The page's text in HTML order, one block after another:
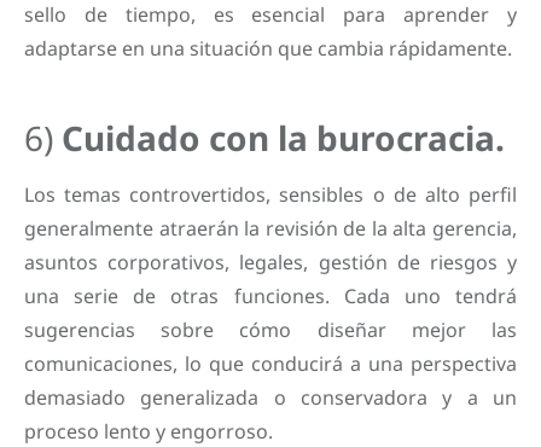
sello de tiempo, es esencial para aprender y
adaptarse en una situación que cambia rápidamente.
6) Cuidado con la burocracia.
Los temas controvertidos, sensibles o de alto perfil
generalmente atraerán la revisión de la alta gerencia,
asuntos corporativos, legales, gestión de riesgos y
una serie de otras funciones. Cada uno tendrá
sugerencias sobre cómo diseñar mejor las
comunicaciones, lo que conducirá a una perspectiva
demasiado generalizada o conservadora y a un
proceso lento y engorroso.